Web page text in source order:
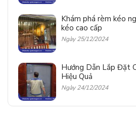
Khám phá rèm kéo
kéo cao cấp
Ngày 25/12/2024
Hướng Dẫn Lắp Đặt
Hiệu Quả
Ngày 24/12/2024